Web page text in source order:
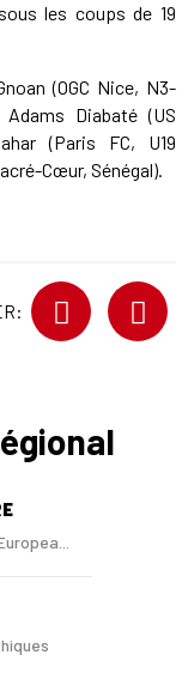
les coups de 19
(OGC Nice, N3-
Adams Diabaté (US
(Paris FC, U19
Cœur, Sénégal).